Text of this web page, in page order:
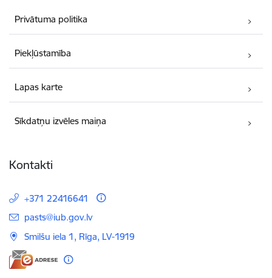
Privātuma politika
Piekļūstamība
Lapas karte
Sīkdatņu izvēles maiņa
Kontakti
+371 22416641
E-pasts:
pasts@iub.gov.lv
Smilšu iela 1, Rīga, LV-1919